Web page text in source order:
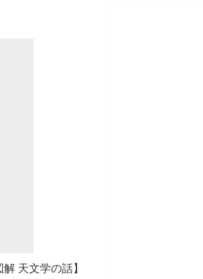
天文学の話】